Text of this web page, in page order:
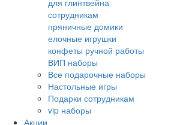
для глинтвейна
сотрудникам
пряничные домики
елочные игрушки
конфеты ручной работы
ВИП наборы
Все подарочные наборы
Настольные игры
Подарки сотрудникам
vip наборы
Акции